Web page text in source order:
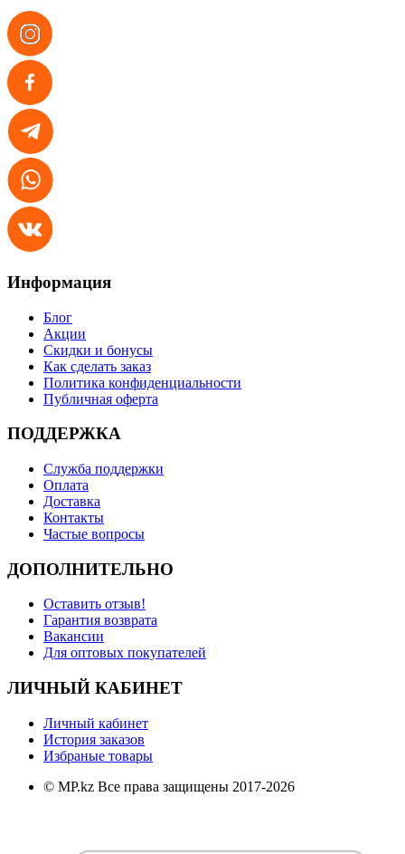
Информация
Блог
Акции
Скидки и бонусы
Как сделать заказ
Политика конфиденциальности
Публичная оферта
ПОДДЕРЖКА
Служба поддержки
Оплата
Доставка
Контакты
Частые вопросы
ДОПОЛНИТЕЛЬНО
Оставить отзыв!
Гарантия возврата
Вакансии
Для оптовых покупателей
ЛИЧНЫЙ КАБИНЕТ
Личный кабинет
История заказов
Избраные товары
© MP.kz Все права защищены 2017-2026